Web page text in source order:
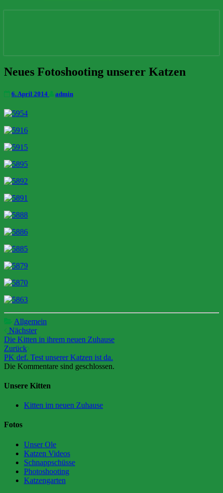
Neues
Fotoshooting
Katzen
Neues Fotoshooting unserer Katzen
6. April 2014 admin
Allgemein
Beitrags-
Navigation
Nächster
Die Kitten in ihrem neuen Zuhause
Zurück
PK def. Test unserer Katzen ist da.
Die Kommentare sind geschlossen.
Unsere Kitten
Kitten im neuen Zuhause
Fotos
Unser Ole
Katzen Videos
Schnappschüsse
Photoshooting
Katzengarten